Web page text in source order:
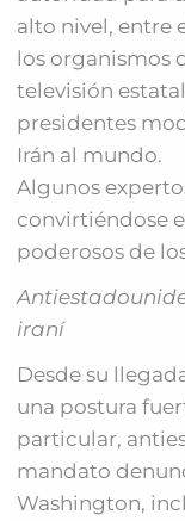
alto nivel, entre
los organismos
televisión
presidentes
Irán al mundo.
Algunos
convirtiéndose
poderosos de
iraní
Desde su
una postura
particular,
mandato
Washington,